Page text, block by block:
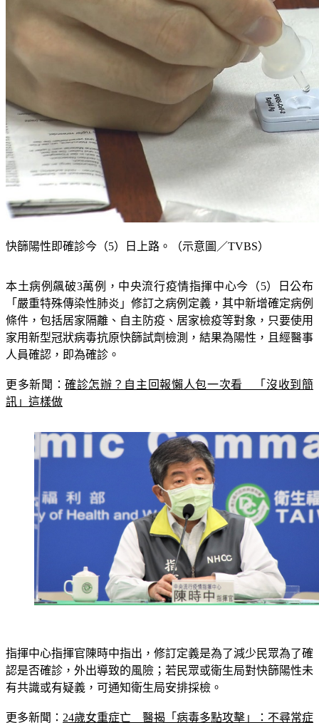
快篩陽性即確診今（5）日上路。（示意圖／TVBS）
本土病例飆破3萬例，中央流行疫情指揮中心今（5）日公布
「嚴重特殊傳染性肺炎」修訂之病例定義，其中新增確定病例
條件，包括居家隔離、自主防疫、居家檢疫等對象，只要使用
家用新型冠狀病毒抗原快篩試劑檢測，結果為陽性，且經醫事
人員確認，即為確診。
更多新聞：確診怎辦？自主回報懶人包一次看　「沒收到簡
訊」這樣做
指揮中心指揮官陳時中指出，修訂定義是為了減少民眾為了確
認是否確診，外出導致的風險；若民眾或衛生局對快篩陽性未
有共識或有疑義，可通知衛生局安排採檢。
更多新聞： 24歲女重症亡　醫揭「病毒多點攻擊」：不尋常症